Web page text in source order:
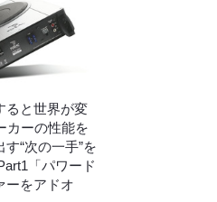
ると世界が変
カーの性能を
す“次の一手”を
「パワード
ーをアドオ